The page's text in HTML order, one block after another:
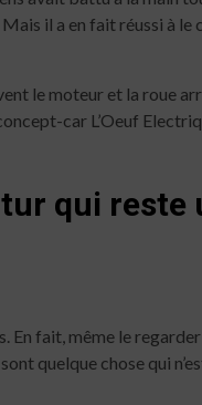
il a en fait réussi à
le moteur et la roue
car L’Oeuf
qui
En fait, même le
quelque chose qui